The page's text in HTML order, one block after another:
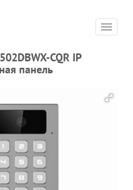
Toggle
CQR IP
панель